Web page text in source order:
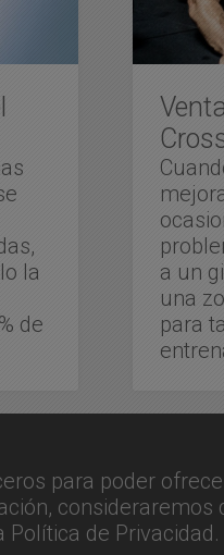
para poder
Política de Privacidad.
la
de
a un
una
para